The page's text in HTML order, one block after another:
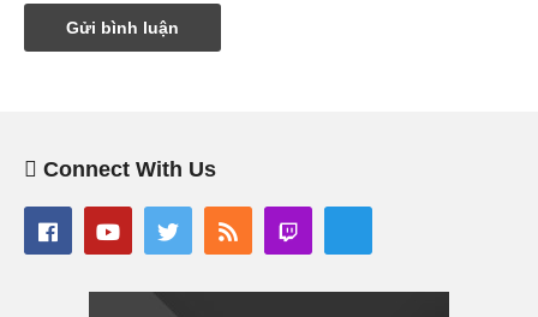
Connect With Us